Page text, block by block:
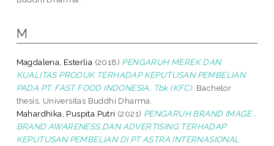
M
Magdalena, Esterlia (2018) PENGARUH MEREK DAN
KUALITAS PRODUK TERHADAP KEPUTUSAN PEMBELIAN
PADA PT. FAST FOOD INDONESIA, Tbk (KFC). Bachelor
thesis, Universitas Buddhi Dharma.
Mahardhika, Puspita Putri (2021) PENGARUH BRAND IMAGE ,
BRAND AWARENESS,DAN ADVERTISING TERHADAP
KEPUTUSAN PEMBELIAN DI PT ASTRA INTERNASIONAL